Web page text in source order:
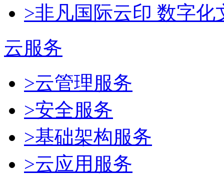
>非凡国际云印 数字化
云服务
>云管理服务
>安全服务
>基础架构服务
>云应用服务